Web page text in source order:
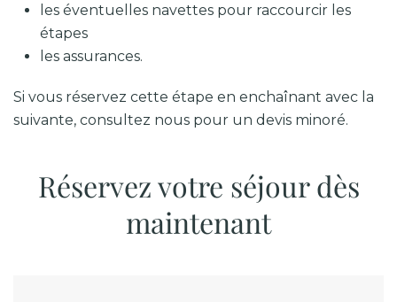
les éventuelles navettes pour raccourcir les
étapes
les assurances.
Si vous réservez cette étape en enchaînant avec la
suivante, consultez nous pour un devis minoré.
Réservez votre séjour dès
maintenant